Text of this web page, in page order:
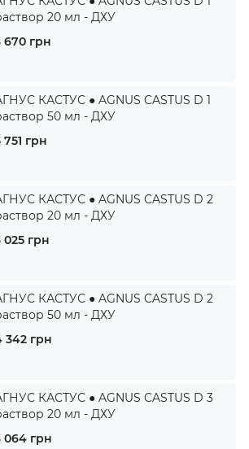
20 мл - ДХУ
670 грн
КАСТУС ● AGNUS CASTUS D 1
50 мл - ДХУ
751 грн
КАСТУС ● AGNUS CASTUS D 2
20 мл - ДХУ
025 грн
КАСТУС ● AGNUS CASTUS D 2
50 мл - ДХУ
342 грн
КАСТУС ● AGNUS CASTUS D 3
20 мл - ДХУ
064 грн